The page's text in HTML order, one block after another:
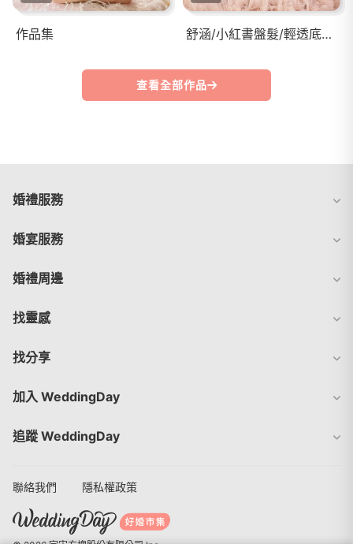
作品集 舒涵/小紅書盤髮/輕透底妝/有神眼妝
查看全部作品
婚禮服務
婚宴服務
婚禮周邊
找靈感
找分享
加入 WeddingDay
追蹤 WeddingDay
聯絡我們 隱私權政策